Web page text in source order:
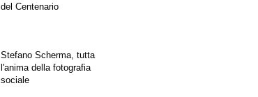
del Centenario
Stefano Scherma, tutta
l'anima della fotografia
sociale